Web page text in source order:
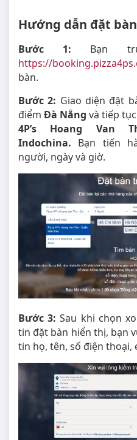
Hướng dẫn đặt bàn
Bước 1: Bạn
https://
bàn.
Bước 2: Giao diện đặt
điểm Đà Nẵng và tiếp
4P’s Hoang Van
Indochina. Bạn tiến
người, ngày và giờ.
Bước 3: Sau khi chọn
tin đặt bàn hiển thị, bạn
tin họ, tên, số điện thoại,